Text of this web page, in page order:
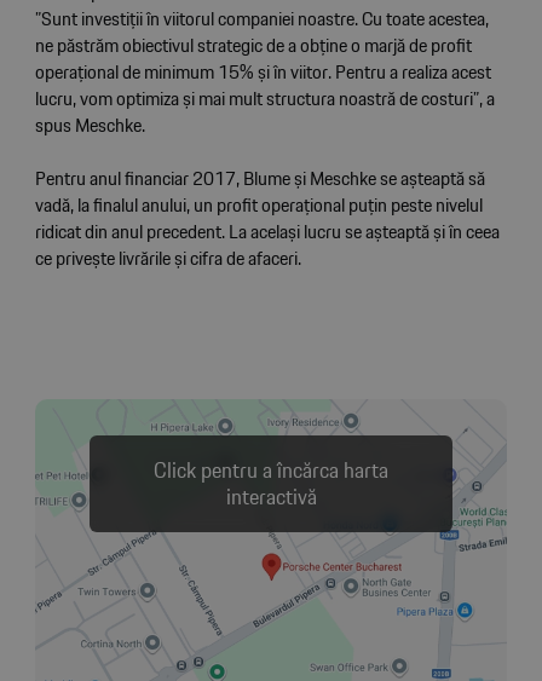
”Sunt investiții în viitorul companiei noastre. Cu toate acestea,
ne păstrăm obiectivul strategic de a obține o marjă de profit
operațional de minimum 15% și în viitor. Pentru a realiza acest
lucru, vom optimiza și mai mult structura noastră de costuri”, a
spus Meschke.
Pentru anul financiar 2017, Blume și Meschke se așteaptă să
vadă, la finalul anului, un profit operațional puțin peste nivelul
ridicat din anul precedent. La același lucru se așteaptă și în ceea
ce privește livrările și cifra de afaceri.
Click pentru a încărca harta
interactivă